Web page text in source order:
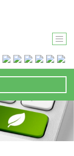
T
O
G
G
L
N
A
V